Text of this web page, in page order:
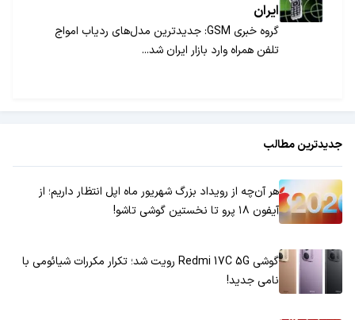
ایران
گروه خبری GSM: جدیدترین مدل‌های ردیاب امواج
تلفن همراه وارد بازار ایران شد...
جدیدترین مطالب
هر آن‌چه از رویداد بزرگ شهریور ماه اپل انتظار داریم؛ از
آیفون ۱۸ پرو تا نخستین گوشی تاشو!
گوشی Redmi 17C 5G رویت شد؛ تکرار مکررات شیائومی با
نامی جدید!